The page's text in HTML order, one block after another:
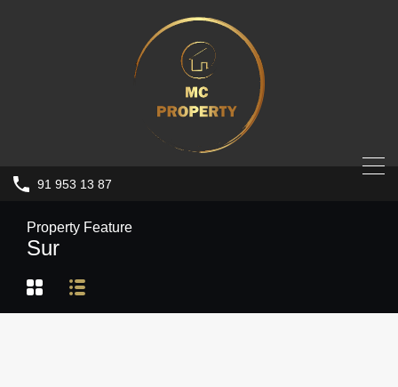
91 953 13 87
Property Feature
Sur